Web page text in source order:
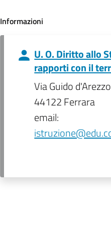
Informazioni
U. O. Diritto allo
rapporti con il
Via Guido
44122 Ferrara
email: